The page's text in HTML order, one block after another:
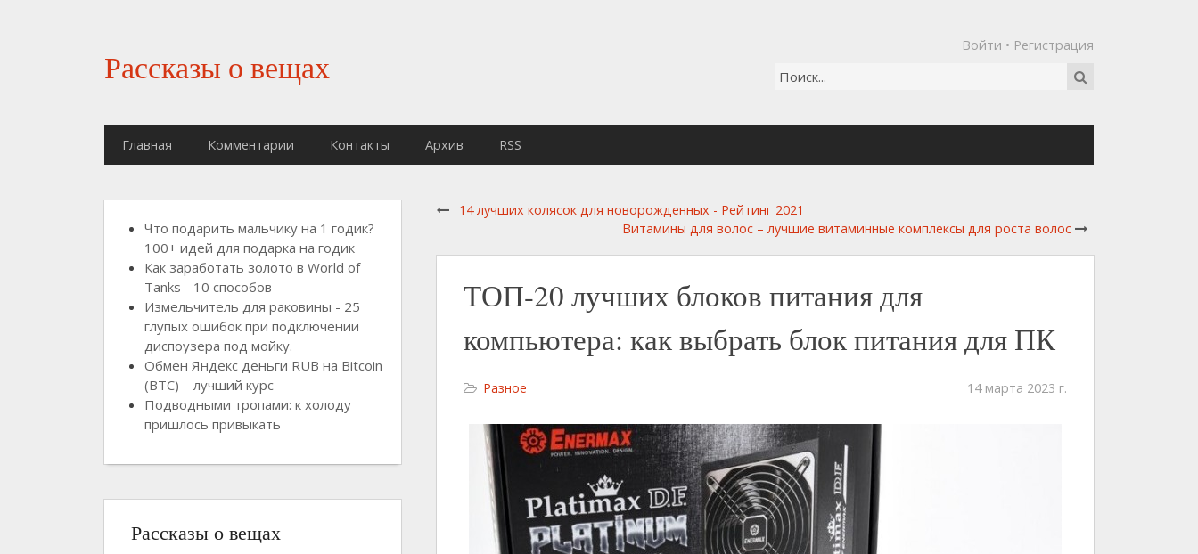
Рассказы о вещах
Войти • Регистрация
Главная Комментарии Контакты Архив RSS
14 лучших колясок для новорожденных - Рейтинг 2021
Витамины для волос – лучшие витаминные комплексы для роста волос
ТОП-20 лучших блоков питания для
компьютера: как выбрать блок питания для ПК
Разное 14 марта 2023 г.
Что подарить мальчику на 1 годик?
100+ идей для подарка на годик
Как заработать золото в World of
Tanks - 10 способов
Измельчитель для раковины - 25
глупых ошибок при подключении
диспоузера под мойку.
Обмен Яндекс деньги RUB на Bitcoin
(BTC) – лучший курс
Подводными тропами: к холоду
пришлось привыкать
Рассказы о вещах